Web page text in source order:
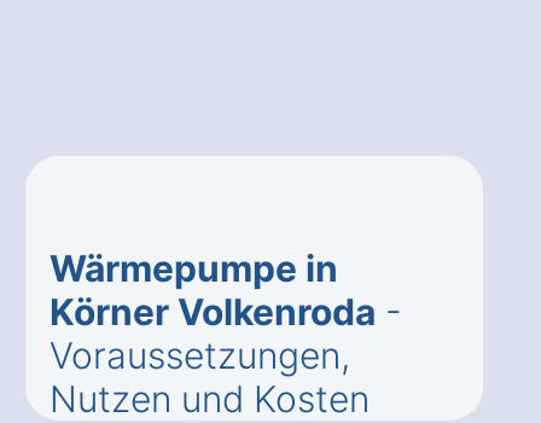
Wärmepumpe in
Körner Volkenroda -
Voraussetzungen,
Nutzen und Kosten